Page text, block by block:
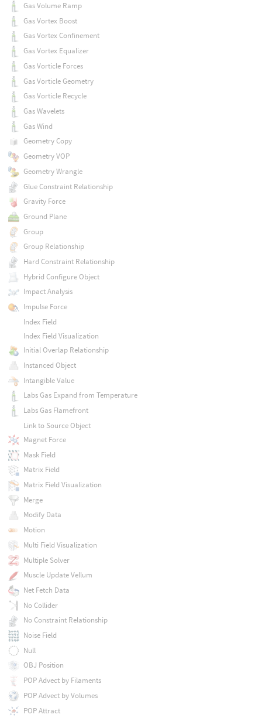
Gas Volume Ramp
Gas Vortex Boost
Gas Vortex Confinement
Gas Vortex Equalizer
Gas Vorticle Forces
Gas Vorticle Geometry
Gas Vorticle Recycle
Gas Wavelets
Gas Wind
Geometry Copy
Geometry VOP
Geometry Wrangle
Glue Constraint Relationship
Gravity Force
Ground Plane
Group
Group Relationship
Hard Constraint Relationship
Hybrid Configure Object
Impact Analysis
Impulse Force
Index Field
Index Field Visualization
Initial Overlap Relationship
Instanced Object
Intangible Value
Labs Gas Expand from Temperature
Labs Gas Flamefront
Link to Source Object
Magnet Force
Mask Field
Matrix Field
Matrix Field Visualization
Merge
Modify Data
Motion
Multi Field Visualization
Multiple Solver
Muscle Update Vellum
Net Fetch Data
No Collider
No Constraint Relationship
Noise Field
Null
OBJ Position
POP Advect by Filaments
POP Advect by Volumes
POP Attract